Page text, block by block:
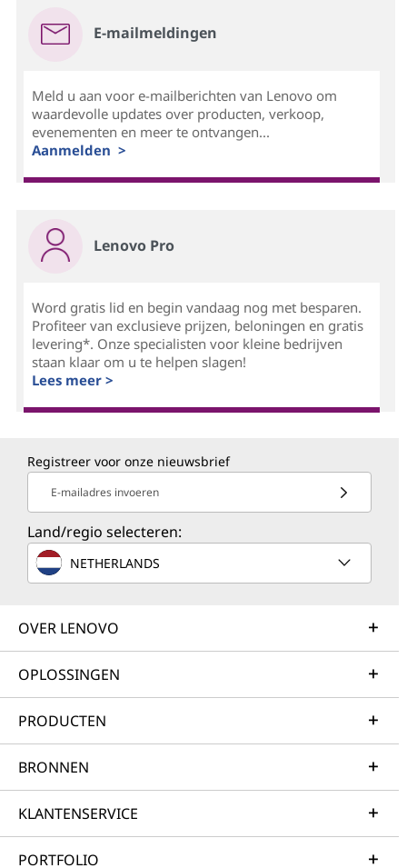
E-mailmeldingen
Meld u aan voor e-mailberichten van Lenovo om
waardevolle updates over producten, verkoop,
evenementen en meer te ontvangen...
Aanmelden >
Lenovo Pro
Word gratis lid en begin vandaag nog met besparen.
Profiteer van exclusieve prijzen, beloningen en gratis
levering*. Onze specialisten voor kleine bedrijven
staan klaar om u te helpen slagen!
Lees meer >
Registreer voor onze nieuwsbrief
E-mailadres invoeren
Land/regio selecteren:
NETHERLANDS
OVER LENOVO
OPLOSSINGEN
PRODUCTEN
BRONNEN
KLANTENSERVICE
PORTFOLIO